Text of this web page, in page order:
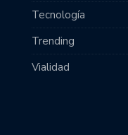
Tecnología
Trending
Vialidad